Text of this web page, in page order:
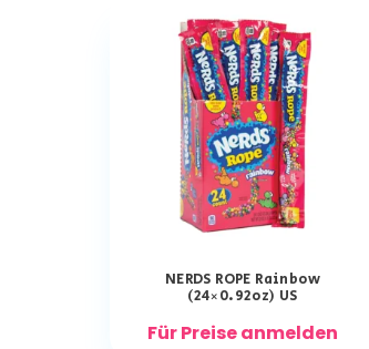
NERDS ROPE Rainbow
(24×0.92oz) US
Für Preise anmelden